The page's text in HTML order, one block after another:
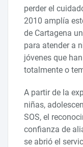
perder el
2010 amplía
de Cartagena
para atender a
jóvenes que
totalmente o
A partir de la
niñas,
SOS, el
confianza de
se abrió el